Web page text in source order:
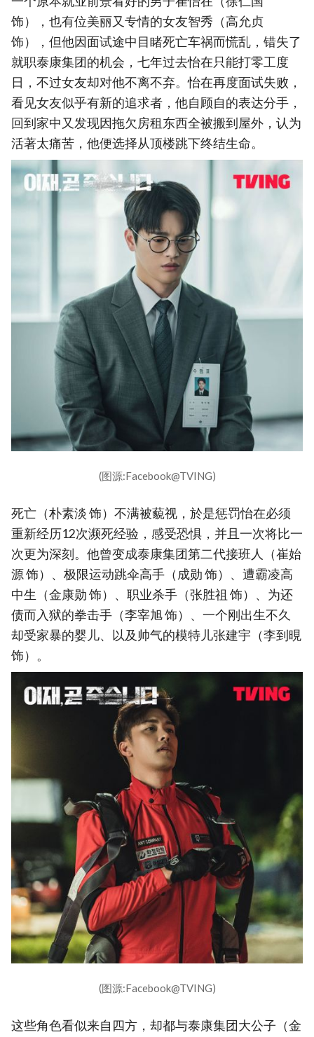
饰），也有位美丽又专情的女友智秀（高允贞
饰），但他因面试途中目睹死亡车祸而慌乱，错失了
就职泰康集团的机会，七年过去怡在只能打零工度
日，不过女友却对他不离不弃。怡在再度面试失败，
看见女友似乎有新的追求者，他自顾自的表达分手，
回到家中又发现因拖欠房租东西全被搬到屋外，认为
活著太痛苦，他便选择从顶楼跳下终结生命。
(图源:Facebook@TVING)
死亡（朴素淡 饰）不满被藐视，於是惩罚怡在必须
重新经历12次濒死经验，感受恐惧，并且一次将比一
次更为深刻。他曾变成泰康集团第二代接班人（崔始
源 饰）、极限运动跳伞高手（成勋 饰）、遭霸凌高
中生（金康勋 饰）、职业杀手（张胜祖 饰）、为还
债而入狱的拳击手（李宰旭 饰）、一个刚出生不久
却受家暴的婴儿、以及帅气的模特儿张建宇（李到晛
饰）。
(图源:Facebook@TVING)
这些角色看似来自四方，却都与泰康集团大公子（金